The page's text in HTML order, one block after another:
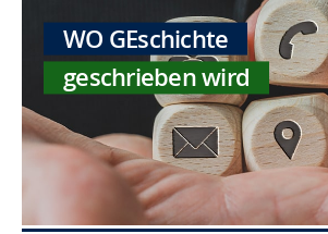
WO GEschichte
geschrieben wird